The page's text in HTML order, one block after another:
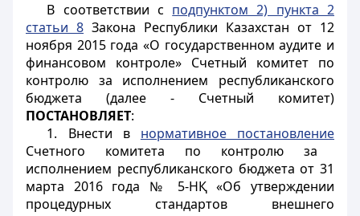
В соответствии с подпунктом 2) пункта 2
статьи 8 Закона Республики Казахстан от 12
ноября 2015 года «О государственном аудите и
финансовом контроле» Счетный комитет по
контролю за исполнением республиканского
бюджета (далее - Счетный комитет)
ПОСТАНОВЛЯЕТ:
1. Внести в нормативное постановление
Счетного комитета по контролю за
исполнением республиканского бюджета от 31
марта 2016 года № 5-НҚ «Об утверждении
процедурных стандартов внешнего